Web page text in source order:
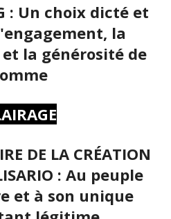
: Un choix dicté et
la
la générosité de
DE LA CRÉATION
: Au peuple
et à son unique